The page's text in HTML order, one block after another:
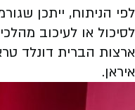
לפי הניתוח, ייתכן
לסיכול או לעיכוב
ארצות הברית דונלד
איראן.